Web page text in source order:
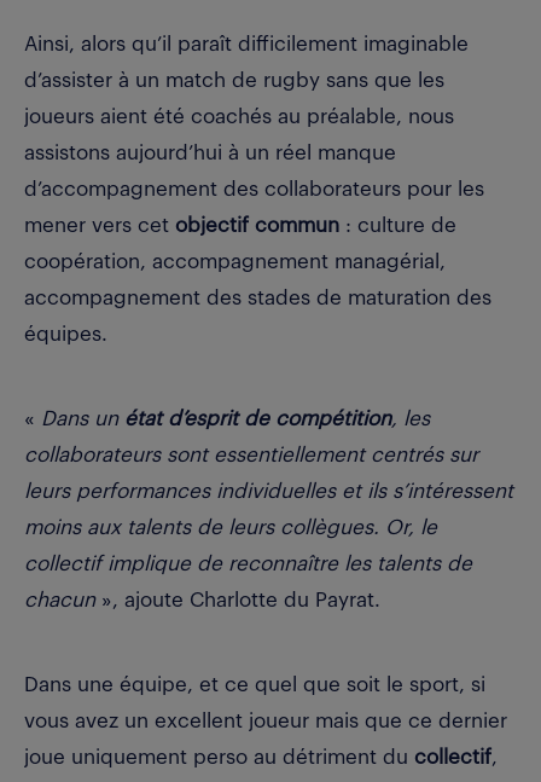
Ainsi, alors qu’il paraît difficilement imaginable
d’assister à un match de rugby sans que les
joueurs aient été coachés au préalable, nous
assistons aujourd’hui à un réel manque
d’accompagnement des collaborateurs pour les
mener vers cet objectif commun : culture de
coopération, accompagnement managérial,
accompagnement des stades de maturation des
équipes.
« Dans un état d’esprit de compétition, les
collaborateurs sont essentiellement centrés sur
leurs performances individuelles et ils s’intéressent
moins aux talents de leurs collègues. Or, le
collectif implique de reconnaître les talents de
chacun» , ajoute Charlotte du Payrat.
Dans une équipe, et ce quel que soit le sport, si
vous avez un excellent joueur mais que ce dernier
joue uniquement perso au détriment du collectif,